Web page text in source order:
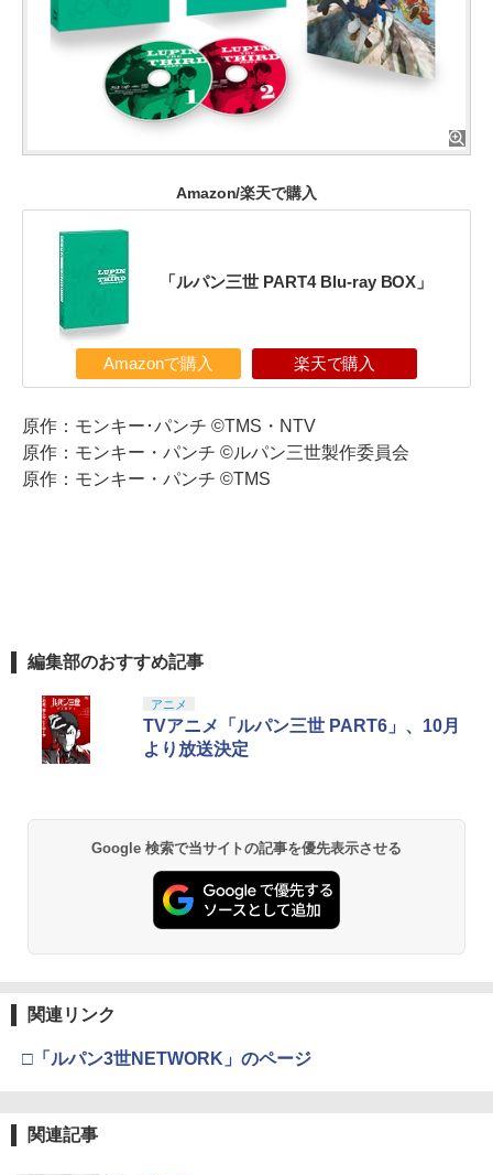
Amazon/楽天で購入
「ルパン三世 PART4 Blu-ray BOX」
Amazonで購入 楽天で購入
原作：モンキー･パンチ ©TMS・NTV
原作：モンキー・パンチ ©ルパン三世製作委員会
原作：モンキー・パンチ ©TMS
編集部のおすすめ記事
アニメ
TVアニメ「ルパン三世 PART6」、10月
より放送決定
Google 検索で当サイトの記事を優先表示させる
関連リンク
□「ルパン3世NETWORK」のページ
関連記事